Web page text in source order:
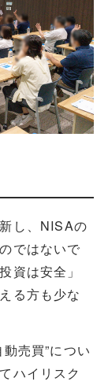
し、NISAの
ではないで
資は安全」
る方も少な
売買”につい
ハイリスク